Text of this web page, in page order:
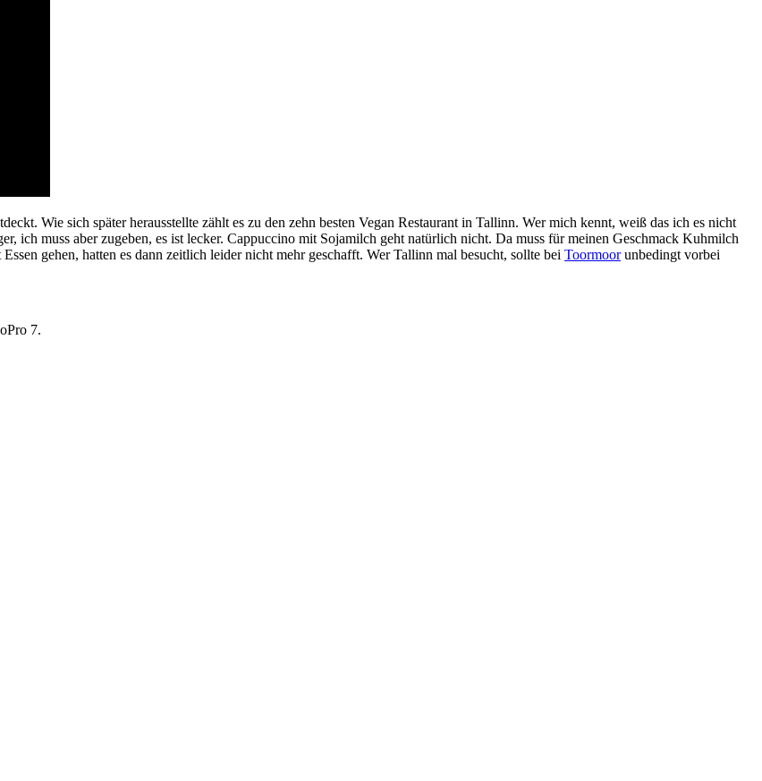
Wie sich später herausstellte zählt es zu den zehn besten Vegan Restaurant in Tallinn. Wer mich kennt, weiß das ich es nicht
ich muss aber zugeben, es ist lecker. Cappuccino mit Sojamilch geht natürlich nicht. Da muss für meinen Geschmack Kuhmilch
gehen, hatten es dann zeitlich leider nicht mehr geschafft. Wer Tallinn mal besucht, sollte bei Toormoorunbedingt vorbei
7.